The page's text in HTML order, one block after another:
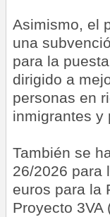
Asimismo, el
una
para la
dirigido a
personas en
inmigrantes y
También se
26/2026 para
euros para la
Proyecto